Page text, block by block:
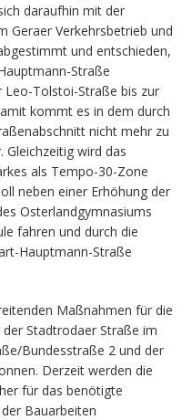
daraufhin mit der
Geraer Verkehrsbetrieb und
und entschieden,
Straße
Leo-Tolstoi-Straße bis zur
kommt es in dem durch
nicht mehr zu
Gleichzeitig wird das
als Tempo-30-Zone
neben einer Erhöhung der
Osterlandgymnasiums
fahren und durch die
Hauptmann-Straße
Maßnahmen für die
Stadtrodaer Straße im
Bundesstraße 2 und der
Derzeit werden die
für das benötigte
Bauarbeiten